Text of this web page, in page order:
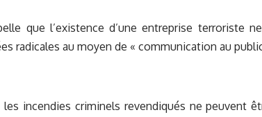
que l’existence d’une entreprise terroriste
radicales au moyen de « communication au
les incendies criminels revendiqués ne peuvent